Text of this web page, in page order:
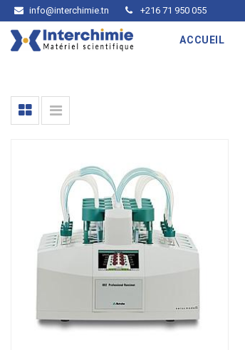
info@interchimie.tn +216 71 950 055
ACCUEIL